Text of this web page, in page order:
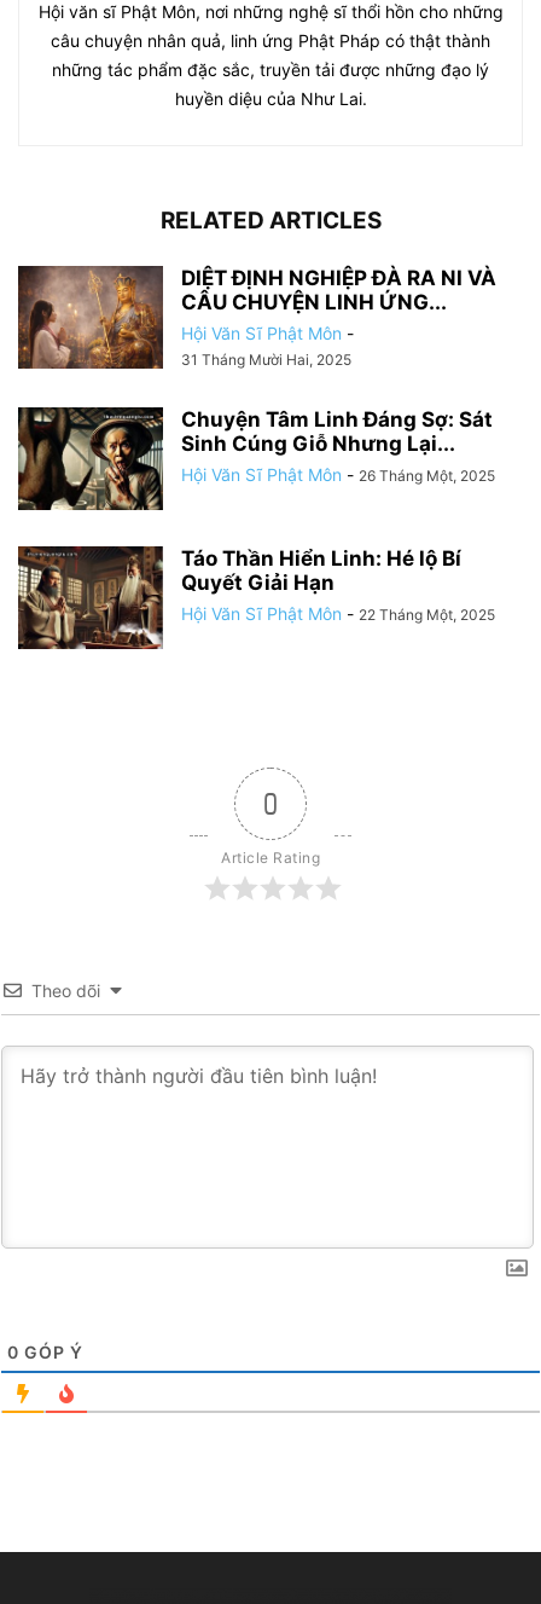
Hội văn sĩ Phật Môn, nơi những nghệ sĩ thổi hồn cho những
câu chuyện nhân quả, linh ứng Phật Pháp có thật thành
những tác phẩm đặc sắc, truyền tải được những đạo lý
huyền diệu của Như Lai.
RELATED ARTICLES
DIỆT ĐỊNH NGHIỆP ĐÀ RA NI VÀ
CÂU CHUYỆN LINH ỨNG...
Hội Văn Sĩ Phật Môn -
31 Tháng Mười Hai, 2025
Chuyện Tâm Linh Đáng Sợ: Sát
Sinh Cúng Giỗ Nhưng Lại...
Hội Văn Sĩ Phật Môn - 26 Tháng Một, 2025
Táo Thần Hiển Linh: Hé lộ Bí
Quyết Giải Hạn
Hội Văn Sĩ Phật Môn - 22 Tháng Một, 2025
0
Article Rating
Theo dõi
0 GÓP Ý